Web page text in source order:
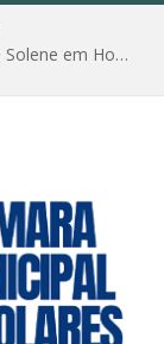
Câmara Municipal de Colares realiza Sessão Solene em Homenagem ao Dia das Mães